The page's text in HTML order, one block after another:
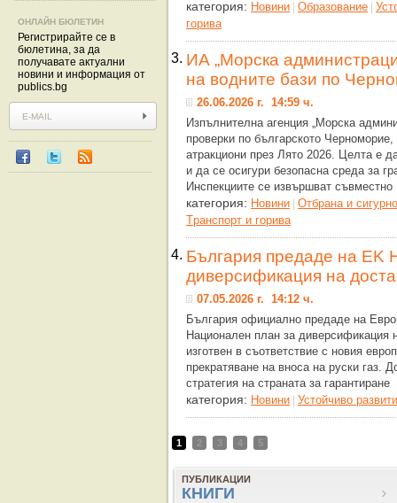
ОНЛАЙН БЮЛЕТИН
Регистрирайте се в
бюлетина, за да
получавате актуални
новини и информация от
publics.bg
категория: Новини | Образование |
горива
3. ИА „Морска
на водните бази по
26.06.2026 г. 14:59 ч.
Изпълнителна агенция „Морска
проверки по българското
атракциони през Лято 2026. Целта е
и да се осигури безопасна среда за
Инспекциите се извършват съвместно
категория: Новини | Отбрана и
Tранспорт и горива
4. България предаде на ЕK
диверсификация на
07.05.2026 г. 14:12 ч.
България официално предаде на
Национален план за диверсификация
изготвен в съответствие с новия
прекратяване на вноса на руски газ.
стратегия на страната за гарантиране
категория: Новини | Устойчиво
1 2 3 4 5
ПУБЛИКАЦИИ
КНИГИ